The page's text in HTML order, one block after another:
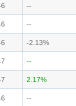
--
--
-2.13%
--
2.17%
--